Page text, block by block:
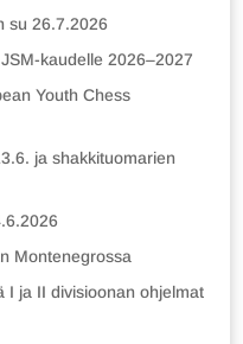
su 26.7.2026
kaudelle 2026–2027
Youth Chess
ja shakkituomarien
Montenegrossa
I ja II divisioonan ohjelmat